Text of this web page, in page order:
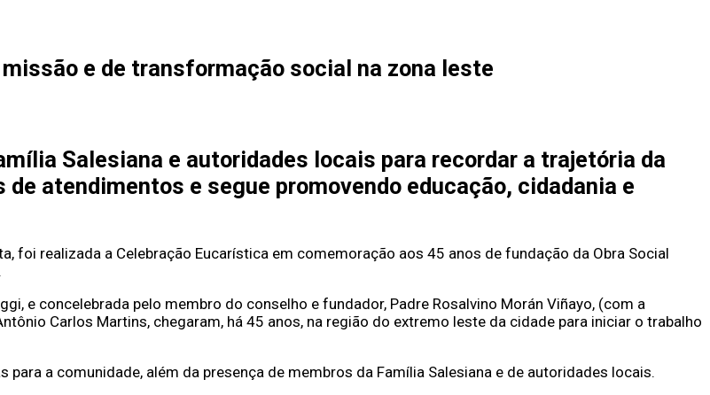
e de transformação social na zona leste
Salesiana e autoridades locais para recordar a trajetória da
atendimentos e segue promovendo educação, cidadania e
foi realizada a Celebração Eucarística em comemoração aos 45 anos de fundação da Obra Social
e concelebrada pelo membro do conselho e fundador, Padre Rosalvino Morán Viñayo, (com a
Carlos Martins, chegaram, há 45 anos, na região do extremo leste da cidade para iniciar o trabalho
a comunidade, além da presença de membros da Família Salesiana e de autoridades locais.